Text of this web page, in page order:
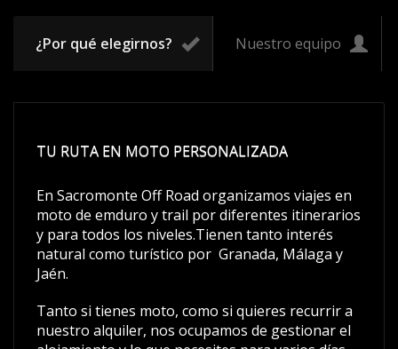
¿Por qué elegirnos? Nuestro equipo
TU RUTA EN MOTO PERSONALIZADA
En Sacromonte Off Road organizamos viajes en
moto de emduro y trail por diferentes itinerarios
y para todos los niveles.Tienen tanto interés
natural como turístico por Granada, Málaga y
Jaén.
Tanto si tienes moto, como si quieres recurrir a
nuestro alquiler, nos ocupamos de gestionar el